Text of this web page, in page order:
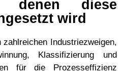
denen diese
wird
Industriezweigen,
Klassifizierung und
für die Prozesseffizienz